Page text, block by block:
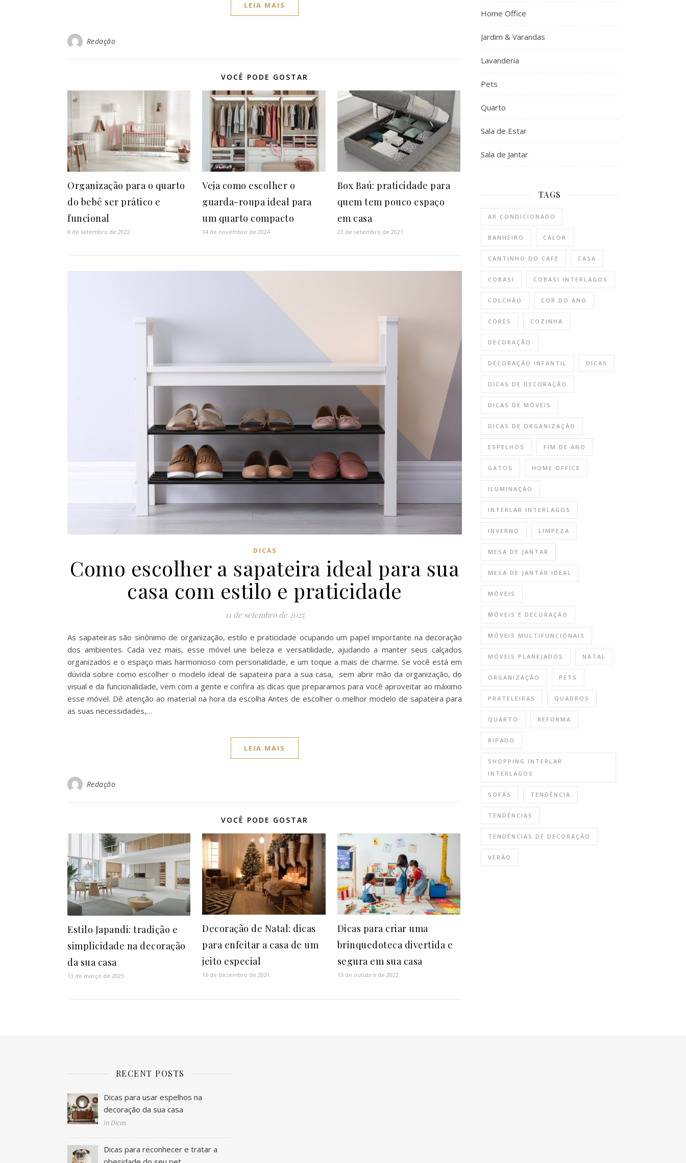
LEIA MAIS
Redação
VOCÊ PODE GOSTAR
Organização para o quarto
do bebê ser prático e
funcional
8 de setembro de 2022
Veja como escolher o
guarda-roupa ideal para
um quarto compacto
14 de novembro de 2024
Box Baú: praticidade para
quem tem pouco espaço
em casa
23 de setembro de 2021
DICAS
Como escolher a sapateira ideal para sua
casa com estilo e praticidade
11 de setembro de 2025
As sapateiras são sinônimo de organização, estilo e praticidade ocupando um papel importante na decoração
dos ambientes. Cada vez mais, esse móvel une beleza e versatilidade, ajudando a manter seus calçados
organizados e o espaço mais harmonioso com personalidade, e um toque a mais de charme. Se você está em
dúvida sobre como escolher o modelo ideal de sapateira para a sua casa, sem abrir mão da organização, do
visual e da funcionalidade, vem com a gente e confira as dicas que preparamos para você aproveitar ao máximo
esse móvel. Dê atenção ao material na hora da escolha Antes de escolher o melhor modelo de sapateira para
as suas necessidades,…
LEIA MAIS
Redação
VOCÊ PODE GOSTAR
Estilo Japandi: tradição e
simplicidade na decoração
da sua casa
13 de março de 2025
Decoração de Natal: dicas
para enfeitar a casa de um
jeito especial
16 de dezembro de 2021
Dicas para criar uma
brinquedoteca divertida e
segura em sua casa
13 de outubro de 2022
Home Office
Jardim & Varandas
Lavanderia
Pets
Quarto
Sala de Estar
Sala de Jantar
TAGS
AR CONDICIONADO
BANHEIRO CALOR
CANTINHO DO CAFÉ CASA
COBASI COBASI INTERLAGOS
COLCHÃO COR DO ANO
CORES COZINHA
DECORAÇÃO
DECORAÇÃO INFANTIL DICAS
DICAS DE DECORAÇÃO
DICAS DE MÓVEIS
DICAS DE ORGANIZAÇÃO
ESPELHOS FIM DE ANO
GATOS HOME OFFICE
ILUMINAÇÃO
INTERLAR INTERLAGOS
INVERNO LIMPEZA
MESA DE JANTAR
MESA DE JANTAR IDEAL
MÓVEIS
MÓVEIS E DECORAÇÃO
MÓVEIS MULTIFUNCIONAIS
MÓVEIS PLANEJADOS NATAL
ORGANIZAÇÃO PETS
PRATELEIRAS QUADROS
QUARTO REFORMA
RIPADO
SHOPPING INTERLAR
INTERLAGOS
SOFÁS TENDÊNCIA
TENDÊNCIAS
TENDÊNCIAS DE DECORAÇÃO
VERÃO
RECENT POSTS
Dicas para usar espelhos na
decoração da sua casa
In Dicas
Dicas para reconhecer e tratar a